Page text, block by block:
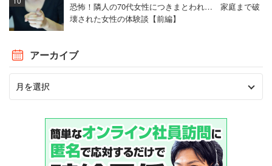
恐怖！隣人の70代女性につきまとわれ… 家庭まで破
壊された女性の体験談【前編】
アーカイブ